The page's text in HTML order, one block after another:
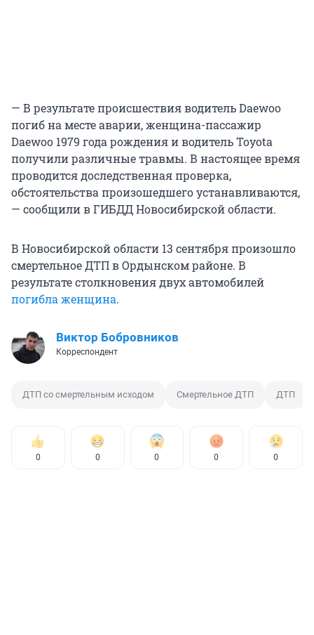
— В результате происшествия водитель Daewoo
погиб на месте аварии, женщина-пассажир
Daewoo 1979 года рождения и водитель Toyota
получили различные травмы. В настоящее время
проводится доследственная проверка,
обстоятельства произошедшего устанавливаются,
— сообщили в ГИБДД Новосибирской области.
В Новосибирской области 13 сентября произошло
смертельное ДТП в Ордынском районе. В
результате столкновения двух автомобилей
погибла женщина.
Виктор Бобровников
Корреспондент
ДТП со смертельным исходом Смертельное ДТП ДТП
0 0 0 0 0